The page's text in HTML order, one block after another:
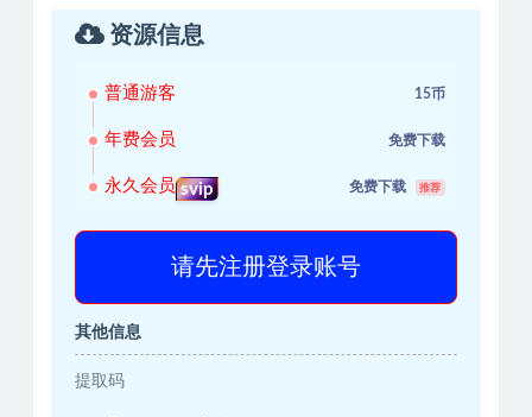
资源信息
普通游客 15币
年费会员 免费下载
永久会员 svip 免费下载 推荐
请先注册登录账号
其他信息
提取码